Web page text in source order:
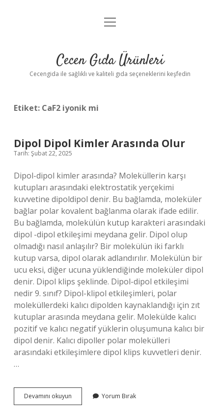
Anasayfa
Yasal Uyarı
menüyü
Cecen Gıda Ürünleri
Cecengida ile sağlıklı ve kaliteli gıda seçeneklerini keşfedin
Etiket: CaF2 iyonik mi
Dipol Dipol Kimler Arasında Olur
Tarih: Şubat 22, 2025
Dipol-dipol kimler arasında? Moleküllerin karşı
kutupları arasındaki elektrostatik yerçekimi
kuvvetine dipoldipol denir. Bu bağlamda, moleküler
bağlar polar kovalent bağlanma olarak ifade edilir.
Bu bağlamda, molekülün kutup karakteri arasındaki
dipol -dipol etkileşimi meydana gelir. Dipol olup
olmadığı nasıl anlaşılır? Bir molekülün iki farklı
kutup varsa, dipol olarak adlandırılır. Molekülün bir
ucu eksi, diğer ucuna yüklendiğinde moleküler dipol
denir. Dipol klips şeklinde. Dipol-dipol etkileşimi
nedir 9. sınıf? Dipol-klipol etkileşimleri, polar
moleküllerdeki kalıcı dipolden kaynaklandığı için zıt
kutuplar arasında meydana gelir. Molekülde kalıcı
pozitif ve kalıcı negatif yüklerin oluşumuna kalıcı bir
dipol denir. Kalıcı dipoller polar molekülleri
arasındaki etkileşimlere dipol klips kuvvetleri denir.
…
Devamını okuyun
Dipol
Yorum Bırak